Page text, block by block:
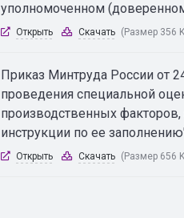
уполномоченном
Открыть Скачать (Размер 356
Приказ Минтруда России от
проведения специальной
производственных
инструкции по ее
Открыть Скачать (Размер 656